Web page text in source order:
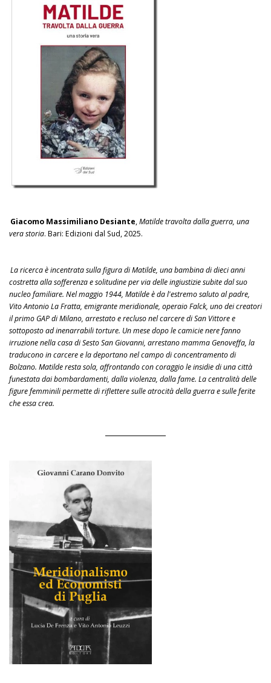
Giacomo Massimiliano Desiante,Matilde travolta dalla guerra, una
vera storia. Bari: Edizioni dal Sud, 2025.
La ricerca è incentrata sulla figura di Matilde, una bambina di dieci anni
costretta alla sofferenza e solitudine per via delle ingiustizie subite dal suo
nucleo familiare. Nel maggio 1944, Matilde è da l'estremo saluto al padre,
Vito Antonio La Fratta, emigrante meridionale, operaio Falck, uno dei creatori
il primo GAP di Milano, arrestato e recluso nel carcere di San Vittore e
sottoposto ad inenarrabili torture. Un mese dopo le camicie nere fanno
irruzione nella casa di Sesto San Giovanni, arrestano mamma Genoveffa, la
traducono in carcere e la deportano nel campo di concentramento di
Bolzano. Matilde resta sola, affrontando con coraggio le insidie di una città
funestata dai bombardamenti, dalla violenza, dalla fame. La centralità delle
figure femminili permette di riflettere sulle atrocità della guerra e sulle ferite
che essa crea.